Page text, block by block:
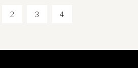
2 3 4